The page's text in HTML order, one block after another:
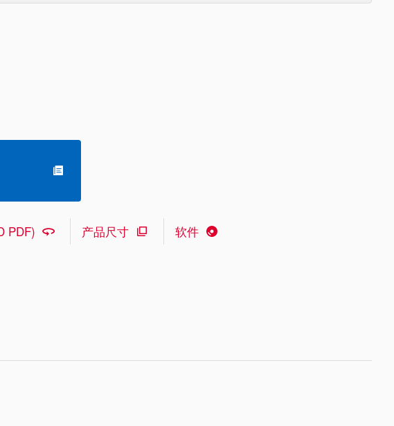
PDF) 产品尺寸 软件